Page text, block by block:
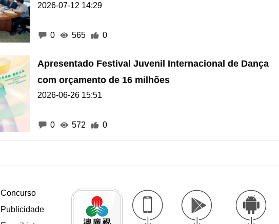
2026-07-12 14:29
0 565 0
Apresentado Festival Juvenil Internacional de Dança
com orçamento de 16 milhões
2026-06-26 15:51
0 572 0
Concurso
Publicidade